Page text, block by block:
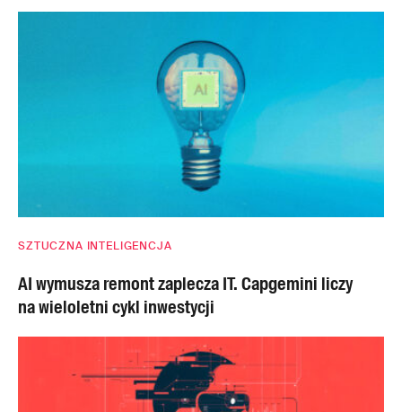
SZTUCZNA INTELIGENCJA
AI wymusza remont zaplecza IT. Capgemini liczy
na wieloletni cykl inwestycji